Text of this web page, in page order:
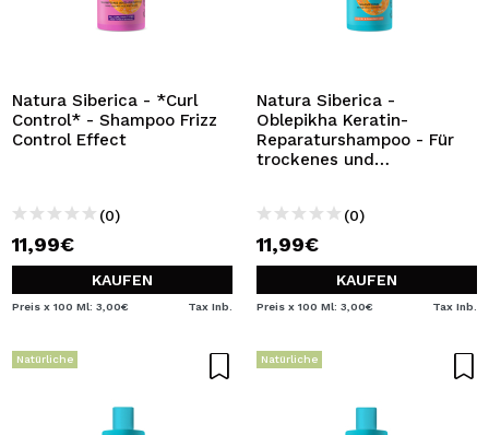
Natura Siberica - *Curl
Control* - Shampoo Frizz
Control Effect
(0)
11,99€
KAUFEN
Preis x 100 Ml: 3,00€ Tax Inb.
Natura Siberica -
Oblepikha Keratin-
Reparaturshampoo - Für
trockenes und
(0)
11,99€
KAUFEN
Preis x 100 Ml: 3,00€ Tax Inb.
Natürliche Natürliche